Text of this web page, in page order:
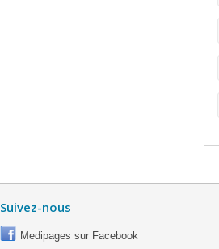
Suivez-nous
Medipages sur Facebook